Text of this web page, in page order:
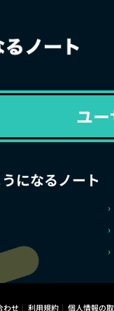
ユ
になるノート
わせ 利用規約 個人情報の